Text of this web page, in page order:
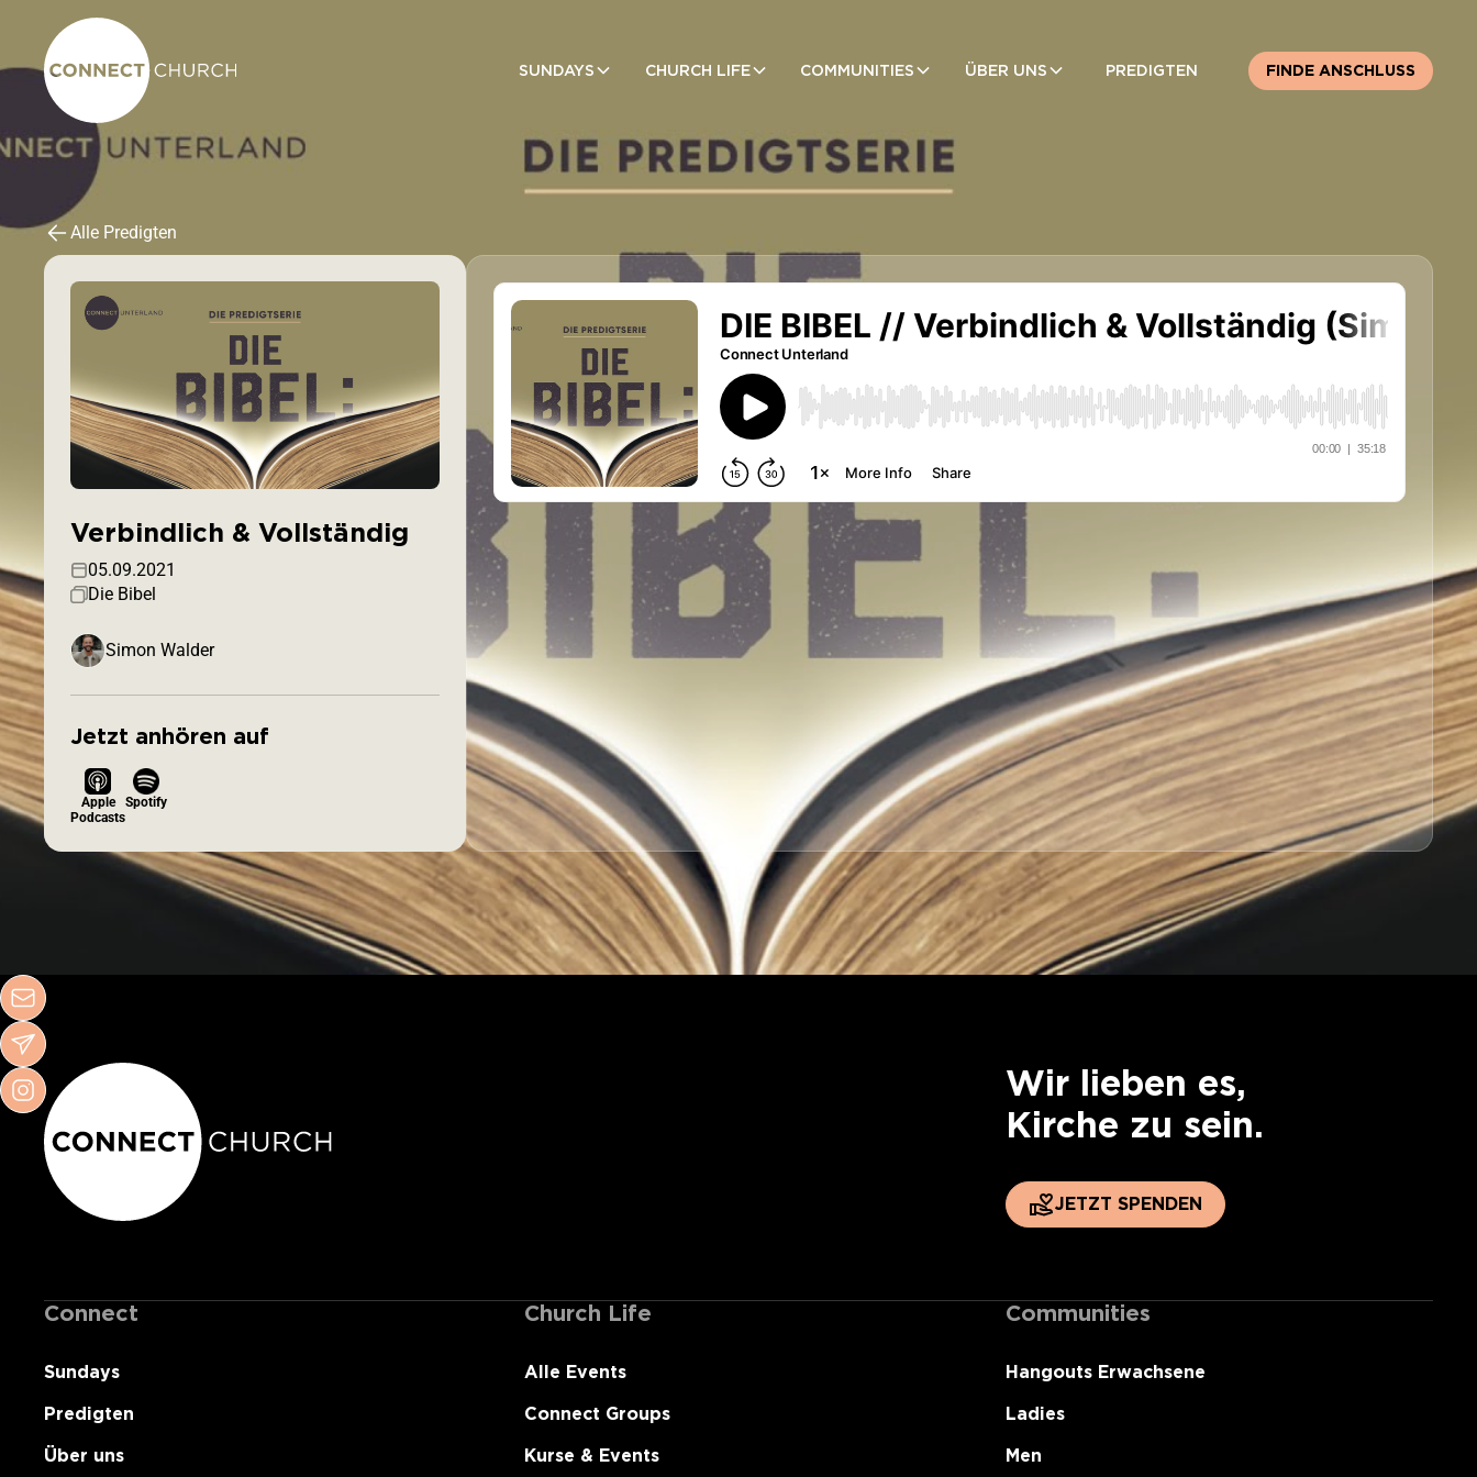
SUNDAYS CHURCH LIFE COMMUNITIES ÜBER UNS PREDIGTEN FINDE ANSCHLUSS
Alle Predigten
Verbindlich & Vollständig
05.09.2021
Die Bibel
Simon Walder
Jetzt anhören auf
Apple
Podcasts
Spotify
Wir lieben es,
Kirche zu sein.
JETZT SPENDEN
Connect
Sundays
Predigten
Über uns
Church Life
Alle Events
Connect Groups
Kurse & Events
Communities
Hangouts Erwachsene
Ladies
Men